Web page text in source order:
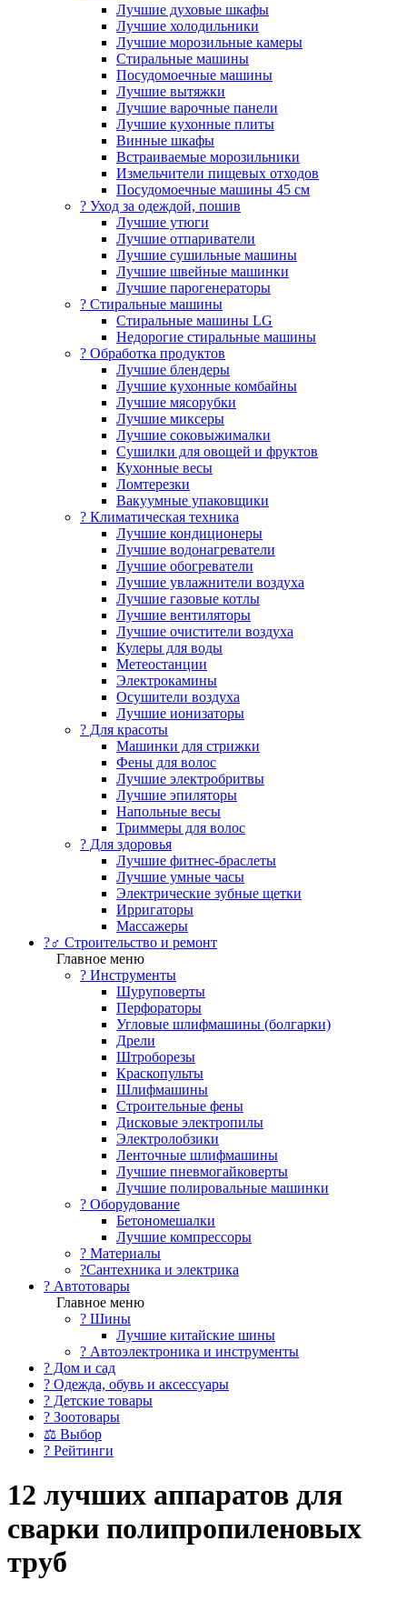
Лучшие духовые шкафы
Лучшие холодильники
Лучшие морозильные камеры
Стиральные машины
Посудомоечные машины
Лучшие вытяжки
Лучшие варочные панели
Лучшие кухонные плиты
Винные шкафы
Встраиваемые морозильники
Измельчители пищевых отходов
Посудомоечные машины 45 см
? Уход за одеждой, пошив
Лучшие утюги
Лучшие отпариватели
Лучшие сушильные машины
Лучшие швейные машинки
Лучшие парогенераторы
? Стиральные машины
Стиральные машины LG
Недорогие стиральные машины
? Обработка продуктов
Лучшие блендеры
Лучшие кухонные комбайны
Лучшие мясорубки
Лучшие миксеры
Лучшие соковыжималки
Сушилки для овощей и фруктов
Кухонные весы
Ломтерезки
Вакуумные упаковщики
?️ Климатическая техника
Лучшие кондиционеры
Лучшие водонагреватели
Лучшие обогреватели
Лучшие увлажнители воздуха
Лучшие газовые котлы
Лучшие вентиляторы
Лучшие очистители воздуха
Кулеры для воды
Метеостанции
Электрокамины
Осушители воздуха
Лучшие ионизаторы
? Для красоты
Машинки для стрижки
Фены для волос
Лучшие электробритвы
Лучшие эпиляторы
Напольные весы
Триммеры для волос
? Для здоровья
Лучшие фитнес-браслеты
Лучшие умные часы
Электрические зубные щетки
Ирригаторы
Массажеры
?‍♂️ Строительство и ремонт
Главное меню
?️ Инструменты
Шуруповерты
Перфораторы
Угловые шлифмашины (болгарки)
Дрели
Штроборезы
Краскопульты
Шлифмашины
Строительные фены
Дисковые электропилы
Электролобзики
Ленточные шлифмашины
Лучшие пневмогайковерты
Лучшие полировальные машинки
?️ Оборудование
Бетономешалки
Лучшие компрессоры
? Материалы
?Сантехника и электрика
? Автотовары
Главное меню
? Шины
Лучшие китайские шины
? Автоэлектроника и инструменты
? Дом и сад
? Одежда, обувь и аксессуары
? Детские товары
? Зоотовары
⚖ Выбор
? Рейтинги
12 лучших аппаратов для
сварки полипропиленовых
труб